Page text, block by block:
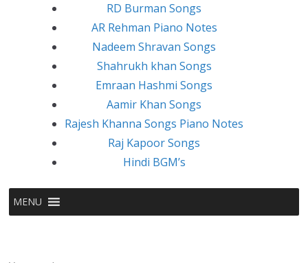
RD Burman Songs
AR Rehman Piano Notes
Nadeem Shravan Songs
Shahrukh khan Songs
Emraan Hashmi Songs
Aamir Khan Songs
Rajesh Khanna Songs Piano Notes
Raj Kapoor Songs
Hindi BGM’s
MENU